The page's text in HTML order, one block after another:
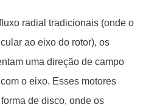
radial tradicionais (onde o
ao eixo do rotor), os
uma direção de campo
o eixo. Esses motores
de disco, onde os